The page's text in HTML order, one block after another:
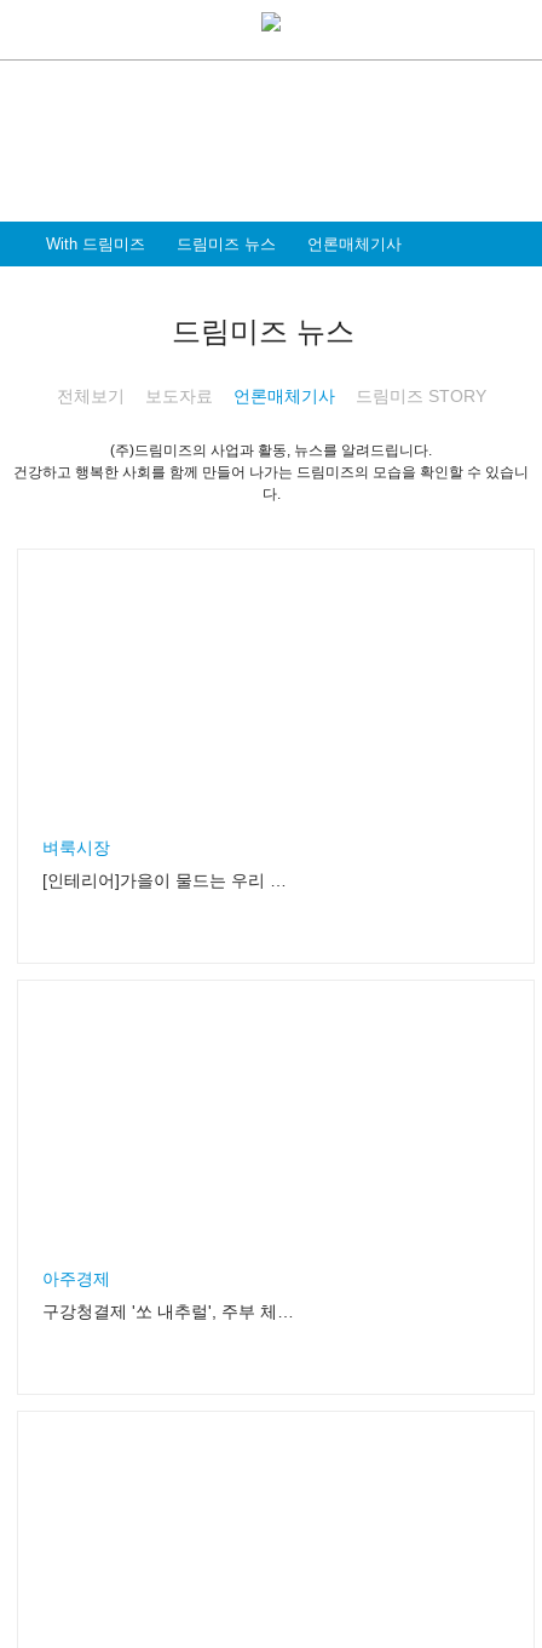
With 드림미즈 드림미즈 뉴스 언론매체기사
드림미즈 뉴스
전체보기 보도자료 언론매체기사 드림미즈 STORY
(주)드림미즈의 사업과 활동, 뉴스를 알려드립니다.
건강하고 행복한 사회를 함께 만들어 나가는 드림미즈의 모습을 확인할 수 있습니
다.
벼룩시장
아주경제